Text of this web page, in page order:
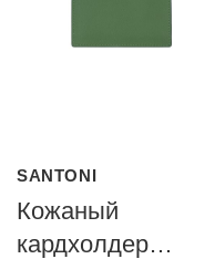
SANTONI
Кожаный
кардхолдер